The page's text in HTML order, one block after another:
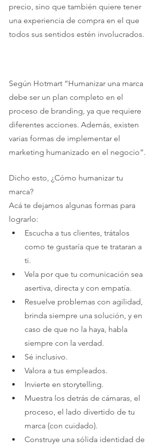
precio, sino que también quiere tener
una experiencia de compra en el que
todos sus sentidos estén involucrados.
Según Hotmart “Humanizar una marca
debe ser un plan completo en el
proceso de branding, ya que requiere
diferentes acciones. Además, existen
varias formas de implementar el
marketing humanizado en el negocio”.
Dicho esto, ¿Cómo humanizar tu
marca?
Acá te dejamos algunas formas para
lograrlo:
Escucha a tus clientes, trátalos
como te gustaría que te trataran a
ti.
Vela por que tu comunicación sea
asertiva, directa y con empatía.
Resuelve problemas con agilidad,
brinda siempre una solución, y en
caso de que no la haya, habla
siempre con la verdad.
Sé inclusivo.
Valora a tus empleados.
Invierte en storytelling.
Muestra los detrás de cámaras, el
proceso, el lado divertido de tu
marca (con cuidado).
Construye una sólida identidad de